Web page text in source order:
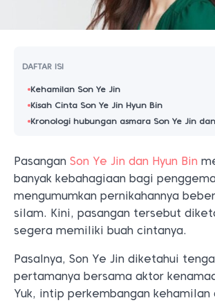
DAFTAR ISI
Kehamilan Son Ye Jin
Kisah Cinta Son Ye Jin Hyun Bin
Kronologi hubungan asmara Son Ye Jin
Pasangan Son Ye Jin dan Hyun Bin
banyak kebahagiaan bagi
mengumumkan pernikahannya
silam. Kini, pasangan tersebut
segera memiliki buah cintanya.
Pasalnya, Son Ye Jin diketahui
pertamanya bersama aktor
Yuk, intip perkembangan